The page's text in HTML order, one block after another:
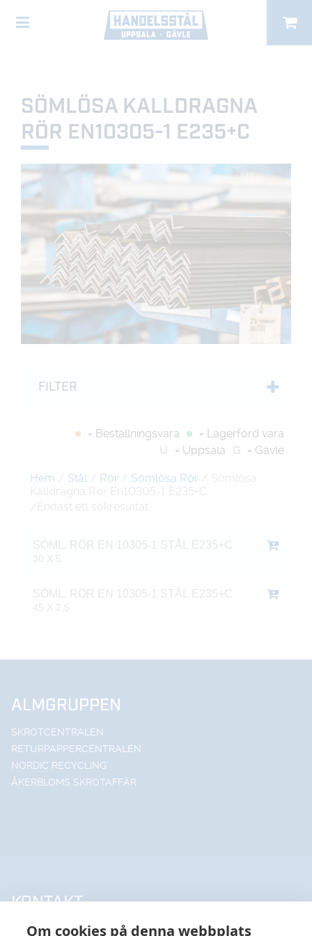
Om cookies på denna webbplats
SÖMLÖSA KALLDRAGNA
RÖR EN10305-1 E235+C
FILTER
= Beställningsvara
= Lagerförd vara
U
= Uppsala G = Gävle
Hem / Stål / Rör / Sömlösa Rör / Sömlösa
Kalldragna Rör En10305-1 E235+C
/ Endast ett sökresultat
SÖML. RÖR EN 10305-1 STÅL E235+C
30 X 5
SÖML. RÖR EN 10305-1 STÅL E235+C
45 X 2,5
ALMGRUPPEN
SKROTCENTRALEN
RETURPAPPERCENTRALEN
NORDIC RECYCLING
ÅKERBLOMS SKROTAFFÄR
KONTAKT
UPPSALA HANDELSSTÅL AB